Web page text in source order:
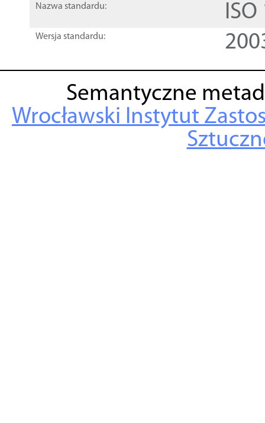
Nazwa standardu:
Wersja standardu:
Semantyczne
Wrocławski Instytut